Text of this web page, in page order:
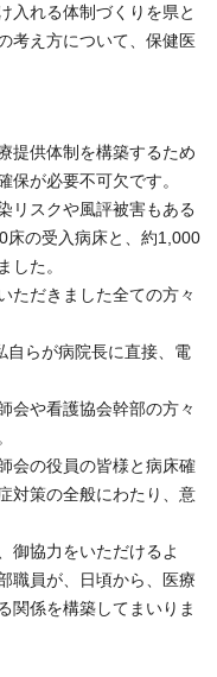
入れる体制づくりを県と
考え方について、保健医
提供体制を構築するため
保が必要不可欠です。
リスクや風評被害もある
床の受入病床と、約1,000
した。
ただきました全ての方々
自らが病院長に直接、電
会や看護協会幹部の方々
会の役員の皆様と病床確
対策の全般にわたり、意
御協力をいただけるよ
職員が、日頃から、医療
関係を構築してまいりま